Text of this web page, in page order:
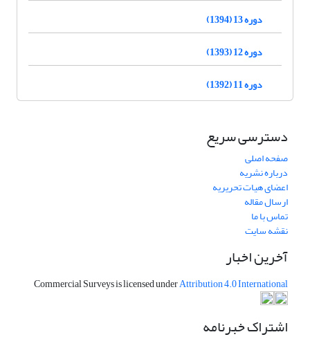
دوره 13 (1394)
دوره 12 (1393)
دوره 11 (1392)
دسترسی سریع
صفحه اصلی
درباره نشریه
اعضای هیات تحریریه
ارسال مقاله
تماس با ما
نقشه سایت
آخرین اخبار
Commercial Surveys is licensed underAttribution 4.0 International
اشتراک خبرنامه